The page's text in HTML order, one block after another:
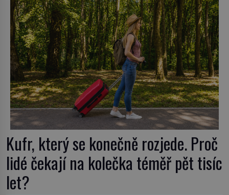
amerického výrobce cigaretových náustků k
nápadu, který změní způsob pití po celém […]
Kufr, který se konečně rozjede. Proč
lidé čekají na kolečka téměř pět tisíc
let?